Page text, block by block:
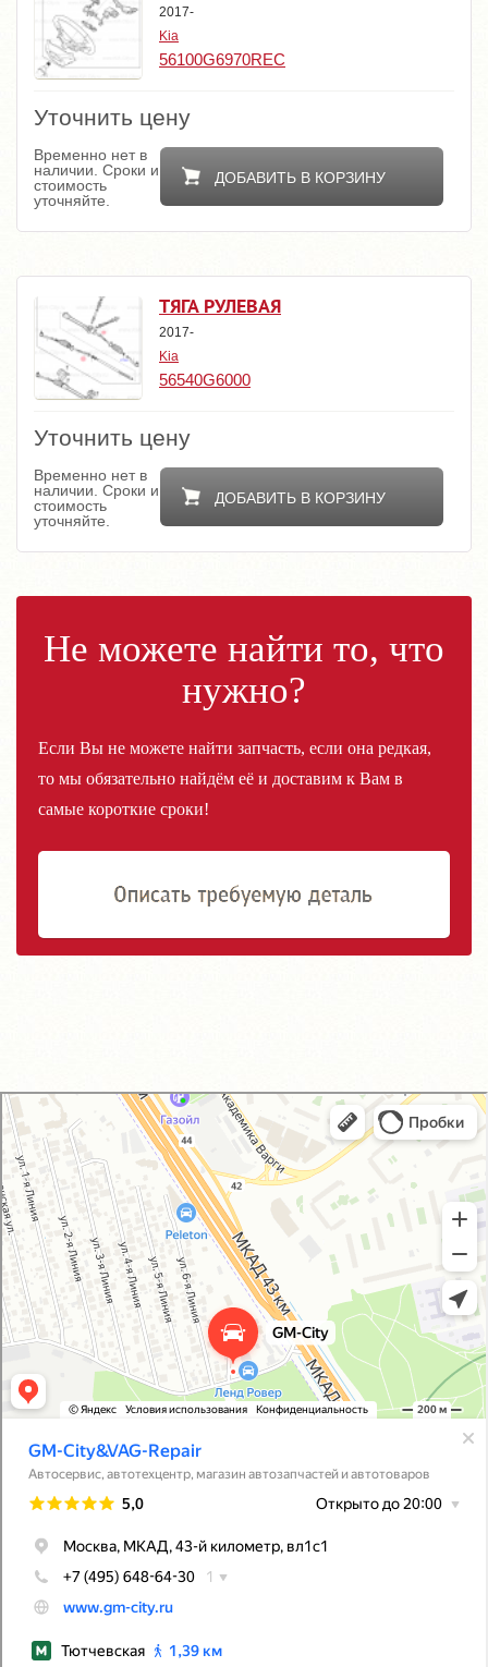
2017-
Kia
56100G6970REC
Уточнить цену
ДОБАВИТЬ В КОРЗИНУ
Временно нет в
наличии. Сроки и
стоимость
уточняйте.
ТЯГА РУЛЕВАЯ
2017-
Kia
56540G6000
Уточнить цену
ДОБАВИТЬ В КОРЗИНУ
Временно нет в
наличии. Сроки и
стоимость
уточняйте.
Не можете найти то, что
нужно?
Если Вы не можете найти запчасть, если она редкая,
то мы обязательно найдём её и доставим к Вам в
самые короткие сроки!
GM-City&VAG-Repair
Автосервис, автотехцентр в Москве
Магазин автозапчастей и автотоваров в Москве